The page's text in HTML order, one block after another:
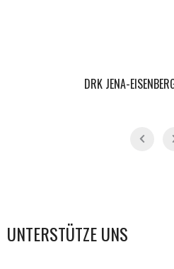
DRK JENA-
UNTERSTÜTZE UNS